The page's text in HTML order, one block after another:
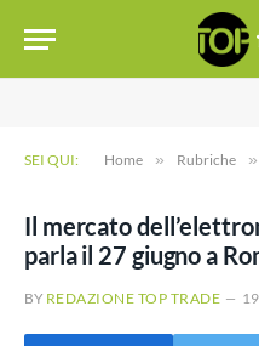
SEI QUI: Home » Rubriche »
Il mercato
parla il 27 giugno a
BY REDAZIONE TOP TRADE